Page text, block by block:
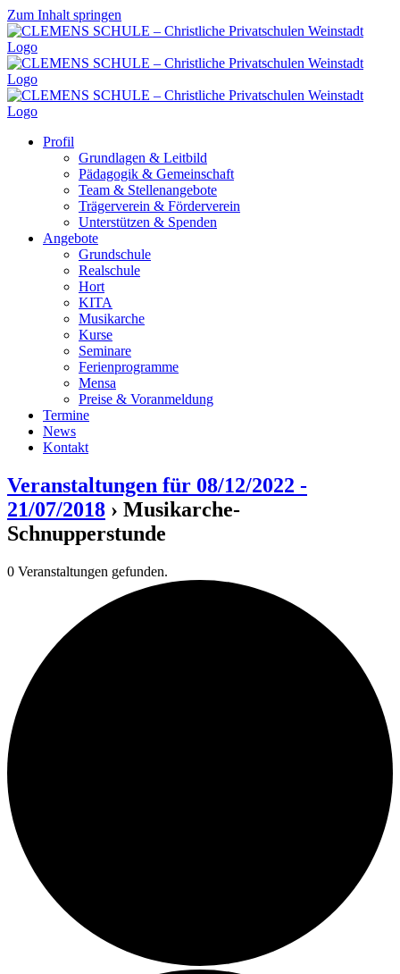
Zum Inhalt springen
Profil
Grundlagen & Leitbild
Pädagogik & Gemeinschaft
Team & Stellenangebote
Trägerverein & Förderverein
Unterstützen & Spenden
Angebote
Grundschule
Realschule
Hort
KITA
Musikarche
Kurse
Seminare
Ferienprogramme
Mensa
Preise & Voranmeldung
Termine
News
Kontakt
Veranstaltungen für 08/12/2022 -
21/07/2018 › Musikarche-
Schnupperstunde
0 Veranstaltungen gefunden.